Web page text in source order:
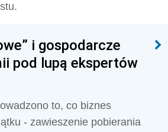
i gospodarcze
pod lupą ekspertów
to, co biznes
- zawieszenie pobierania